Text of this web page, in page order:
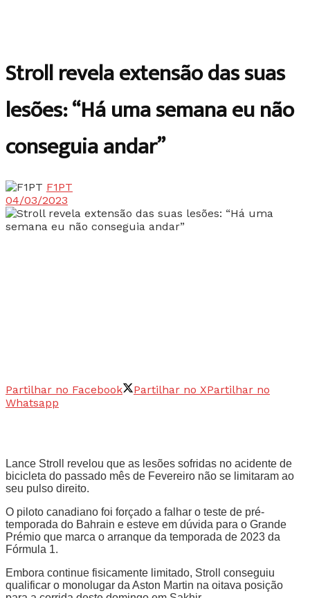
Stroll revela extensão das suas
lesões: “Há uma semana eu não
conseguia andar”
F1PT
04/03/2023
Partilhar no Facebook Partilhar no XPartilhar no
Whatsapp
Lance Stroll revelou que as lesões sofridas no acidente de
bicicleta do passado mês de Fevereiro não se limitaram ao
seu pulso direito.
O piloto canadiano foi forçado a falhar o teste de pré-
temporada do Bahrain e esteve em dúvida para o Grande
Prémio que marca o arranque da temporada de 2023 da
Fórmula 1.
Embora continue fisicamente limitado, Stroll conseguiu
qualificar o monolugar da Aston Martin na oitava posição